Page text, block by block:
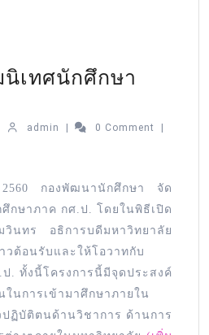
นิเทศนักศึกษา
admin 0 Comment
กองพัฒนานักศึกษา จัด
กษาภาค กศ.ป. โดยในพิธีเปิด
นทร อธิการบดีมหาวิทยาลัย
วต้อนรับและให้โอวาทกับ
. ทั้งนี้โครงการนี้มีจุดประสงค์
นการเข้ามาศึกษาภายใน
ฏิบัติตนด้านวิชาการ ด้านการ